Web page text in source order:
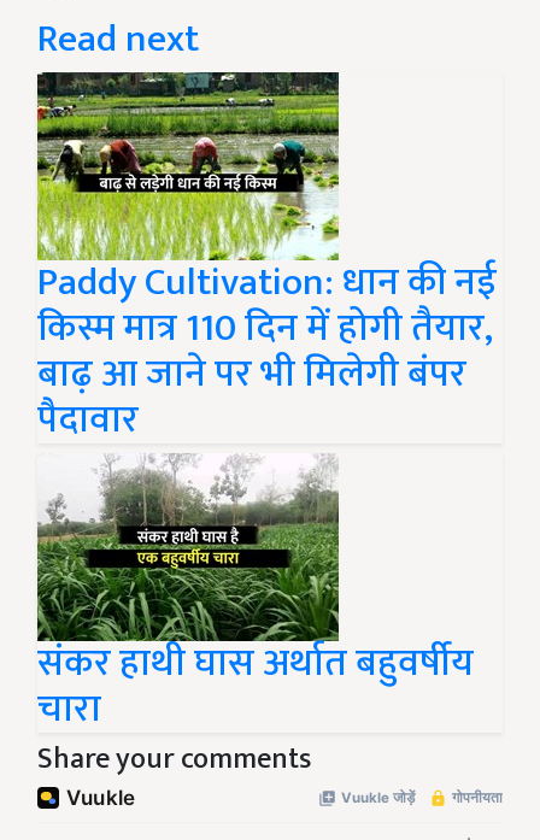
Read next
Paddy Cultivation: धान की नई
किस्म मात्र 110 दिन में होगी तैयार,
बाढ़ आ जाने पर भी मिलेगी बंपर
पैदावार
संकर हाथी घास अर्थात बहुवर्षीय
चारा
Share your comments